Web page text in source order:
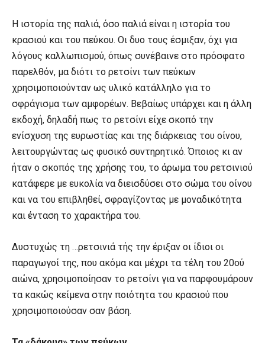
Η ιστορία της παλιά, όσο παλιά είναι η ιστορία του
κρασιού και του πεύκου. Οι δυο τους έσμιξαν, όχι για
λόγους καλλωπισμού, όπως συνέβαινε στο πρόσφατο
παρελθόν, μα διότι το ρετσίνι των πεύκων
χρησιμοποιούνταν ως υλικό κατάλληλο για το
σφράγισμα των αμφορέων. Βεβαίως υπάρχει και η άλλη
εκδοχή, δηλαδή πως το ρετσίνι είχε σκοπό την
ενίσχυση της ευρωστίας και της διάρκειας του οίνου,
λειτουργώντας ως φυσικό συντηρητικό. Όποιος κι αν
ήταν ο σκοπός της χρήσης του, το άρωμα του ρετσινιού
κατάφερε με ευκολία να διεισδύσει στο σώμα του οίνου
και να του επιβληθεί, σφραγίζοντας με μοναδικότητα
και ένταση το χαρακτήρα του.
Δυστυχώς τη …ρετσινιά τής την έριξαν οι ίδιοι οι
παραγωγοί της, που ακόμα και μέχρι τα τέλη του 20ού
αιώνα, χρησιμοποίησαν το ρετσίνι για να παρφουμάρουν
τα κακώς κείμενα στην ποιότητα του κρασιού που
χρησιμοποιούσαν σαν βάση.